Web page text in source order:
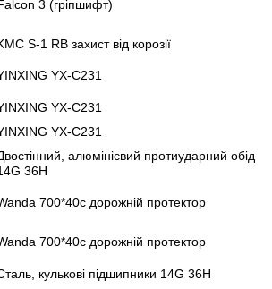
3 (гріпшифт)
S-1 RB захист від корозії
YX-C231
YX-C231
YX-C231
алюмінієвий протиударний обід
36H
700*40c дорожній протектор
700*40c дорожній протектор
кулькові підшипники 14G 36H